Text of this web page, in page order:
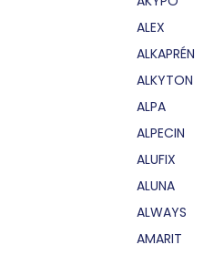
ALEX
ALKAPRÉN
ALKYTON
ALPA
ALPECIN
ALUFIX
ALUNA
ALWAYS
AMARIT